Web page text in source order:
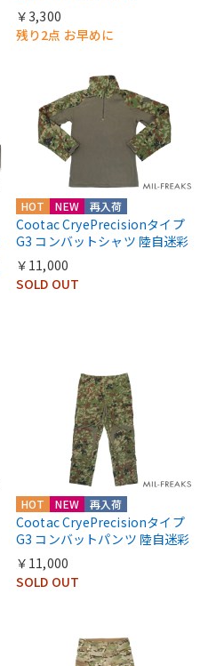
￥3,300
残り2点 お早めに
HOT NEW 再入荷
Cootac CryePrecisionタイプ
G3 コンバットシャツ 陸自迷彩
￥11,000
SOLD OUT
HOT NEW 再入荷
Cootac CryePrecisionタイプ
G3 コンバットパンツ 陸自迷彩
￥11,000
SOLD OUT